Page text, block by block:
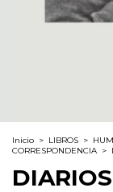
Inicio > LIBROS >
CORRESPONDENCIA >
DIARIOS